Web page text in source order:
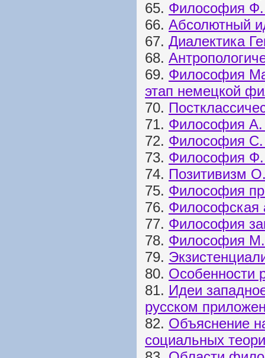
65. Философия
66. Абсолютный
67. Диалектика
68.
69. Философия
этап немецкой
70.
71. Философия А.
72. Философия С.
73. Философия
74. Позитивизм
75. Философия
76. Философская
77. Философия
78. Философия М.
79.
80. Особенности
81. Идеи
русском
82. Объяснение
социальных